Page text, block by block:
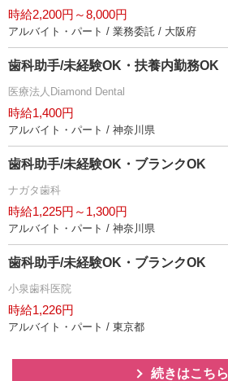
時給2,200円～8,000円
アルバイト・パート / 業務委託 / 大阪府
歯科助手/未経験OK・扶養内勤務OK
医療法人Diamond Dental
時給1,400円
アルバイト・パート / 神奈川県
歯科助手/未経験OK・ブランクOK
ナガタ歯科
時給1,225円～1,300円
アルバイト・パート / 神奈川県
歯科助手/未経験OK・ブランクOK
小泉歯科医院
時給1,226円
アルバイト・パート / 東京都
続きはこちら